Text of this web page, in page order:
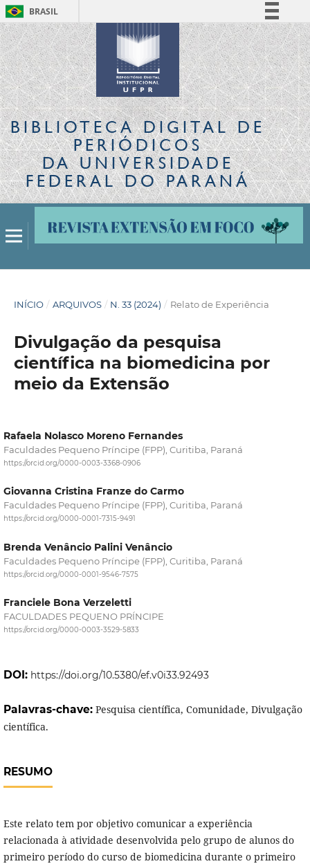
BRASIL
Simplifique!
Comunica BR
Participe
Acesso à informação
Legislação
Canais
BIBLIOTECA DIGITALDE
PERIÓDICOS
DA UNIVERSIDADE
FEDERAL DO PARANÁ
INÍCIO / ARQUIVOS / N. 33 (2024) / Relato de Experiência
Divulgação da pesquisa
científica na biomedicina por
meio da Extensão
Rafaela Nolasco Moreno Fernandes
Faculdades Pequeno Príncipe (FPP), Curitiba, Paraná
https://orcid.org/0000-0003-3368-0906
Giovanna Cristina Franze do Carmo
Faculdades Pequeno Príncipe (FPP), Curitiba, Paraná
https://orcid.org/0000-0001-7315-9491
Brenda Venâncio Palini Venâncio
Faculdades Pequeno Príncipe (FPP), Curitiba, Paraná
https://orcid.org/0000-0001-9546-7575
Franciele Bona Verzeletti
FACULDADES PEQUENO PRÍNCIPE
https://orcid.org/0000-0003-3529-5833
DOI: https://doi.org/10.5380/ef.v0i33.92493
Palavras-chave: Pesquisa científica, Comunidade, Divulgação
científica.
RESUMO
Este relato tem por objetivo comunicar a experiência
relacionada à atividade desenvolvida pelo grupo de alunos do
primeiro período do curso de biomedicina durante o primeiro